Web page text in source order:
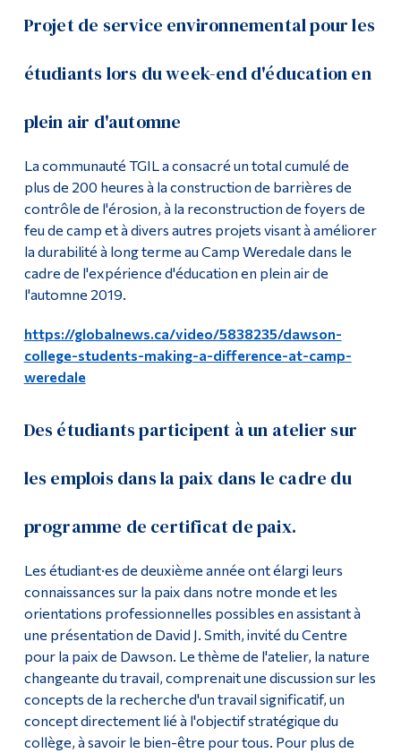
Projet de service environnemental pour les
étudiants lors du week-end d'éducation en
plein air d'automne
La communauté TGIL a consacré un total cumulé de
plus de 200 heures à la construction de barrières de
contrôle de l'érosion, à la reconstruction de foyers de
feu de camp et à divers autres projets visant à améliorer
la durabilité à long terme au Camp Weredale dans le
cadre de l'expérience d'éducation en plein air de
l'automne 2019.
https://globalnews.ca/video/5838235/dawson-
college-students-making-a-difference-at-camp-
weredale
Des étudiants participent à un atelier sur
les emplois dans la paix dans le cadre du
programme de certificat de paix.
Les étudiant·es de deuxième année ont élargi leurs
connaissances sur la paix dans notre monde et les
orientations professionnelles possibles en assistant à
une présentation de David J. Smith, invité du Centre
pour la paix de Dawson. Le thème de l'atelier, la nature
changeante du travail, comprenait une discussion sur les
concepts de la recherche d'un travail significatif, un
concept directement lié à l'objectif stratégique du
collège, à savoir le bien-être pour tous. Pour plus de